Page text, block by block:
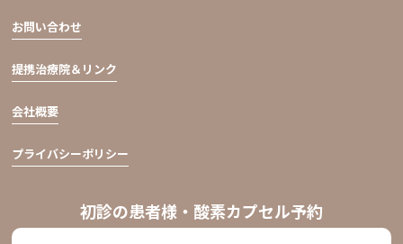
お問い合わせ
提携治療院＆リンク
会社概要
プライバシーポリシー
初診の患者様・酸素カプセル予約